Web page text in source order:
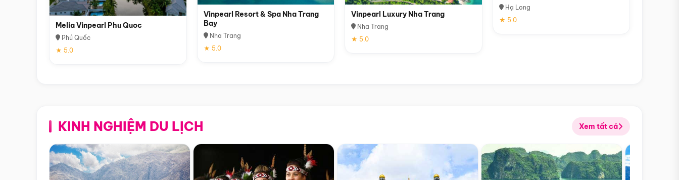
Melia Vinpearl Phu Quoc
Phú Quốc
★ 5.0
Vinpearl Resort & Spa Nha Trang
Bay
Nha Trang
★ 5.0
Vinpearl Luxury Nha Trang
Nha Trang
★ 5.0
Hạ Long
★ 5.0
KINH NGHIỆM DU LỊCH Xem tất cả